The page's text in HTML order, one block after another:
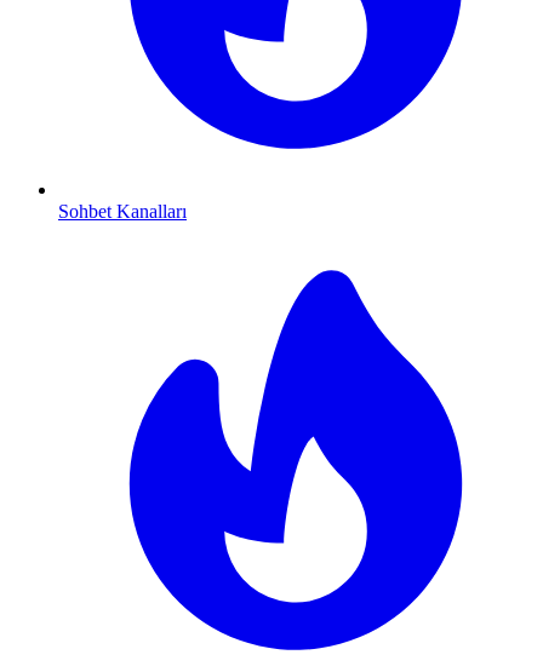
Sohbet Kanalları